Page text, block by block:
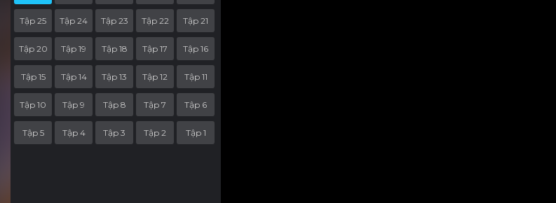
Tập 25 Tập 24 Tập 23 Tập 22 Tập 21
Tập 20 Tập 19 Tập 18 Tập 17 Tập 16
Tập 15 Tập 14 Tập 13 Tập 12 Tập 11
Tập 10 Tập 9 Tập 8 Tập 7 Tập 6
Tập 5 Tập 4 Tập 3 Tập 2 Tập 1